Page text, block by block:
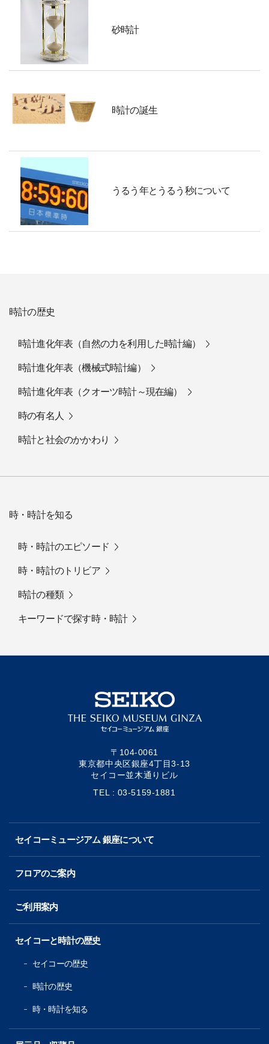
砂時計
時計の誕生
うるう年とうるう秒について
時計の歴史
時計進化年表（自然の力を利用した時計編）
時計進化年表（機械式時計編）
時計進化年表（クオーツ時計～現在編）
時の有名人
時計と社会のかかわり
時・時計を知る
時・時計のエピソード
時・時計のトリビア
時計の種類
キーワードで探す時・時計
〒104-0061
東京都中央区銀座4丁目3-13
セイコー並木通りビル
TEL : 03-5159-1881
セイコーミュージアム 銀座について
フロアのご案内
ご利用案内
セイコーと時計の歴史
セイコーの歴史
時計の歴史
時・時計を知る